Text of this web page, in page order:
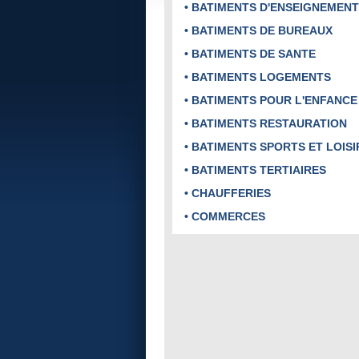
• BATIMENTS D'ENSEIGNEMENT
• BATIMENTS DE BUREAUX
• BATIMENTS DE SANTE
• BATIMENTS LOGEMENTS
• BATIMENTS POUR L'ENFANCE
• BATIMENTS RESTAURATION
• BATIMENTS SPORTS ET
• BATIMENTS TERTIAIRES
• CHAUFFERIES
• COMMERCES